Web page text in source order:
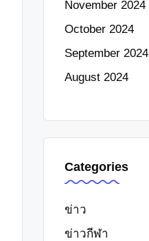
November 2024
October 2024
September 2024
August 2024
Categories
ข่าว
ข่าวกีฬา